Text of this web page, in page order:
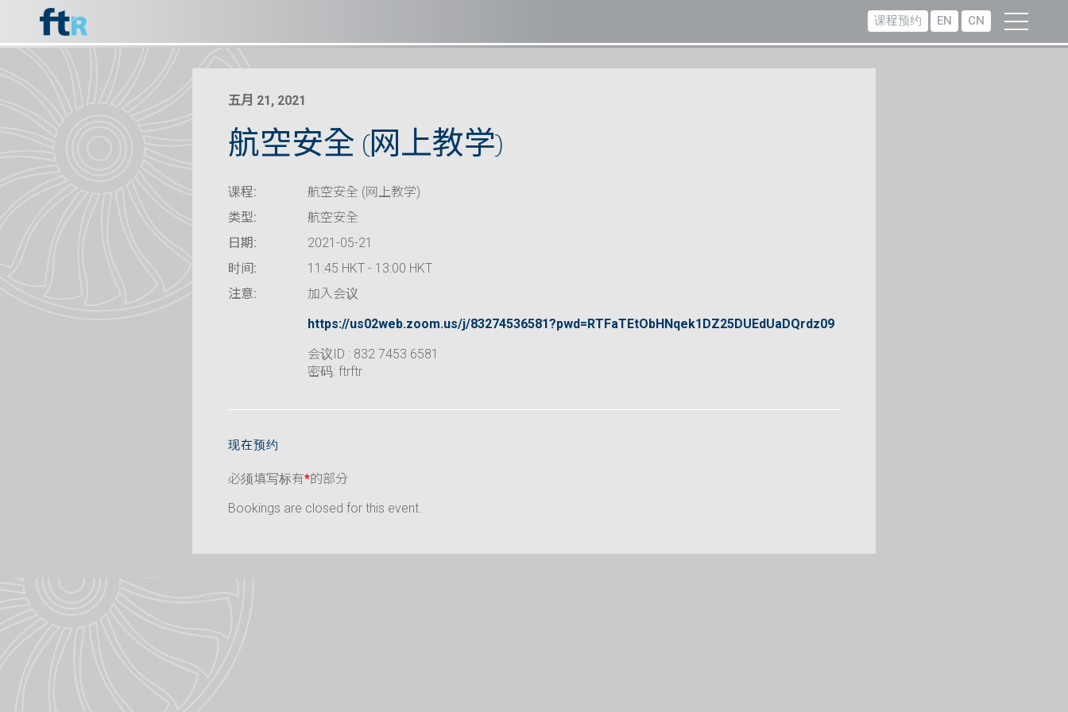
课程预约 EN CN
五月 21, 2021
航空安全 (网上教学)
课程:
航空安全 (网上教学)
类型:
航空安全
日期:
2021-05-21
时间:
11:45 HKT - 13:00 HKT
注意:
加入会议
https://us02web.zoom.us/j/83274536581?pwd=RTFaTEtObHNqek1DZ25DUEdUaDQrdz09
会议ID : 832 7453 6581
密码: ftrftr
现在预约
必须填写标有*的部分
Bookings are closed for this event.